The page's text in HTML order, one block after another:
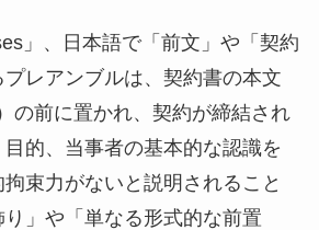
」、日本語で「前文」や「契約
レアンブルは、契約書の本文
の前に置かれ、契約が締結され
的、当事者の基本的な認識を
束力がないと説明されること
」や「単なる形式的な前置